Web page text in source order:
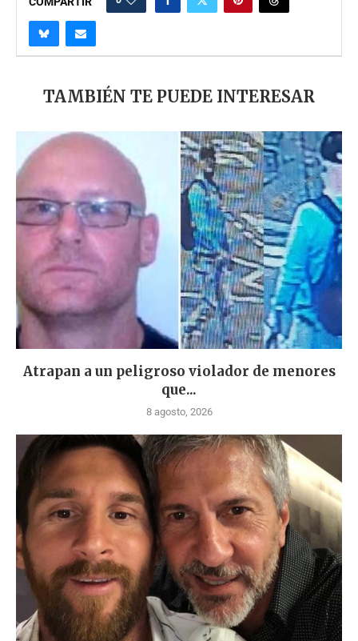
TAMBIÉN TE PUEDE INTERESAR
Atrapan a un peligroso violador de menores
que...
8 agosto, 2026